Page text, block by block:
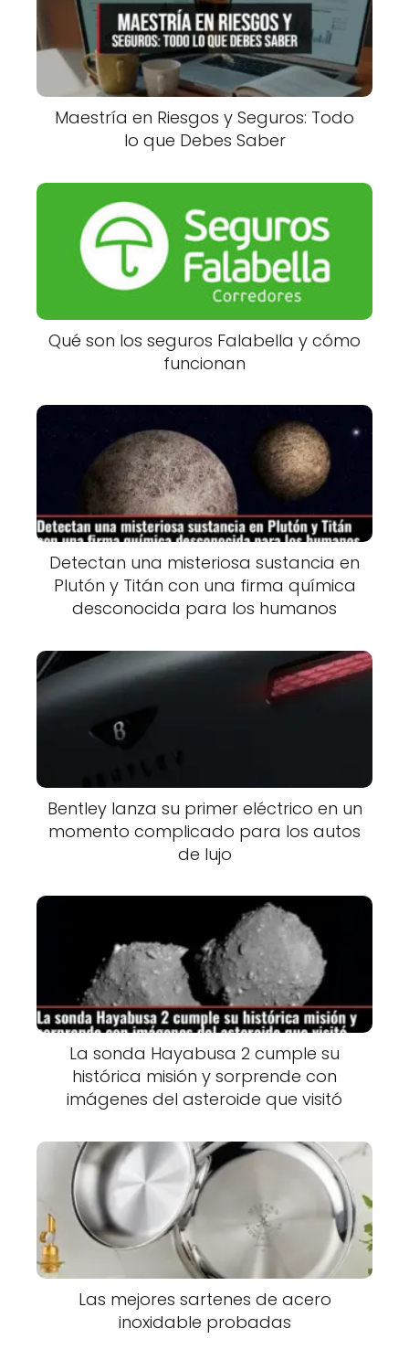
Maestría en Riesgos y Seguros: Todo
lo que Debes Saber
Qué son los seguros Falabella y cómo
funcionan
Detectan una misteriosa sustancia en
Plutón y Titán con una firma química
desconocida para los humanos
Bentley lanza su primer eléctrico en un
momento complicado para los autos
de lujo
La sonda Hayabusa 2 cumple su
histórica misión y sorprende con
imágenes del asteroide que visitó
Las mejores sartenes de acero
inoxidable probadas